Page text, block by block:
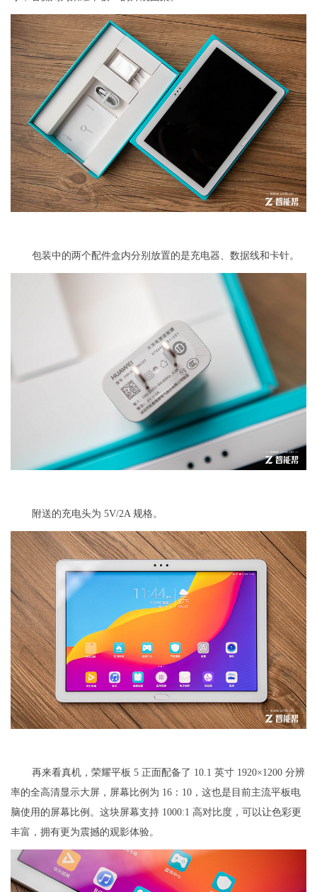
包装中的两个配件盒内分别放置的是充电器、数据线和卡针。
附送的充电头为 5V/2A 规格。
再来看真机，荣耀平板 5 正面配备了 10.1 英寸 1920×1200 分辨
率的全高清显示大屏，屏幕比例为 16：10，这也是目前主流平板电
脑使用的屏幕比例。这块屏幕支持 1000:1 高对比度，可以让色彩更
丰富，拥有更为震撼的观影体验。